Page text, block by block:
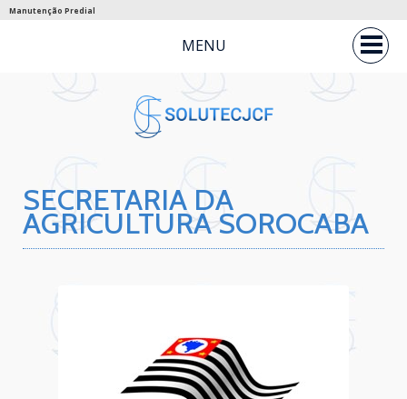
Manutenção Predial
MENU
SECRETARIA DA
AGRICULTURA SOROCABA